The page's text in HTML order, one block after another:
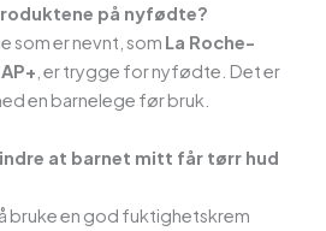
på nyfødte?
som er nevnt, som La Roche-
, er trygge for nyfødte. Det er
en barnelege før bruk.
at barnet mitt får tørr hud
bruke en god fuktighetskrem